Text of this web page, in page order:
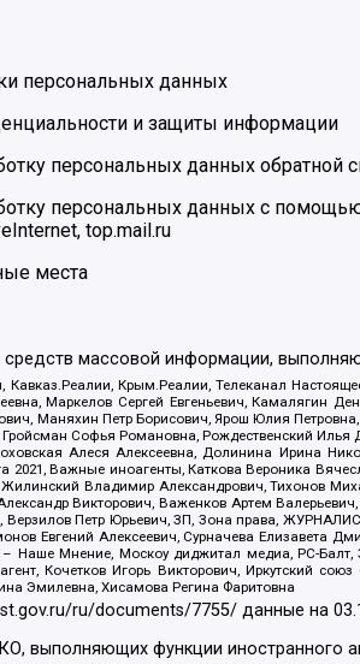
персональных данных
и защиты информации
персональных данных обратной
персональных данных с
top.mail.ru
места
средств массовой информации,
Кавказ.Реалии, Крым.Реалии, Телеканал
Маркелов Сергей Евгеньевич, Камалягин
Маняхин Петр Борисович, Ярош Юлия
Софья Романовна, Рождественский
Алеся Алексеевна, Долинина Ирина
2021, Важные иноагенты, Каткова Вероника
Владимир Александрович, Тихонов
Викторович, Важенков Артем
Верзилов Петр Юрьевич, ЗП, Зона права,
Евгений Алексеевич, Сурначева Елизавета
Наше Мнение, Москоу диджитал медиа, РС-
Кочетков Игорь Викторович, Иркутский
Эмилевна, Хисамова Регина Фаритовна
ru/documents/7755/ данные на
выполняющих функции иностранного